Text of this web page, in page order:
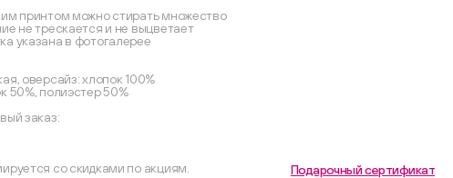
принтом можно стирать множество
не трескается и не выцветает
указана в фотогалерее
оверсайз: хлопок 100%
50%, полиэстер 50%
заказ:
со скидками по акциям.
Подарочный сертификат